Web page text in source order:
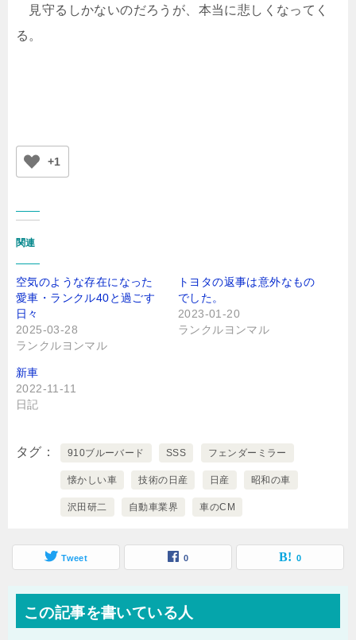
見守るしかないのだろうが、本当に悲しくなってく
る。
+1
関連
空気のような存在になった
愛車・ランクル40と過ごす
日々
2025-03-28
ランクルヨンマル
トヨタの返事は意外なもの
でした。
2023-01-20
ランクルヨンマル
新車
2022-11-11
日記
タグ 910ブルーバード SSS フェンダーミラー
懐かしい車 技術の日産 日産 昭和の車
沢田研二 自動車業界 車のCM
Tweet 0 0
この記事を書いている人